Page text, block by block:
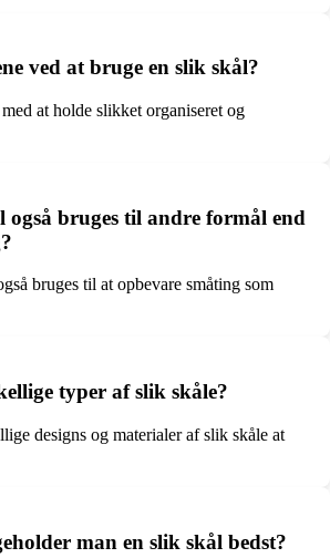
ved at bruge en slik skål?
at holde slikket organiseret og
også bruges til andre formål end
bruges til at opbevare småting som
typer af slik skåle?
designs og materialer af slik skåle at
man en slik skål bedst?